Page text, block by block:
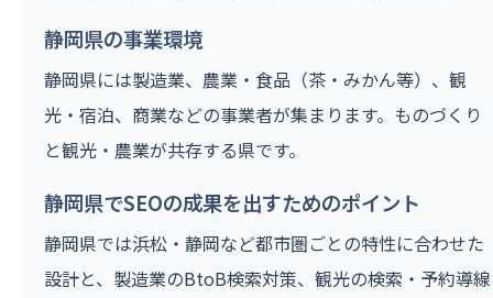
静岡県の事業環境
静岡県には製造業、農業・食品（茶・みかん等）、観
光・宿泊、商業などの事業者が集まります。ものづくり
と観光・農業が共存する県です。
静岡県でSEOの成果を出すためのポイント
静岡県では浜松・静岡など都市圏ごとの特性に合わせた
設計と、製造業のBtoB検索対策、観光の検索・予約導線